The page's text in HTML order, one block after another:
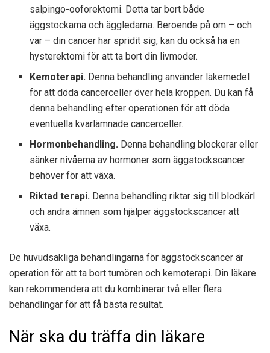
salpingo-ooforektomi. Detta tar bort både
äggstockarna och äggledarna. Beroende på om – och
var – din cancer har spridit sig, kan du också ha en
hysterektomi för att ta bort din livmoder.
Kemoterapi. Denna behandling använder läkemedel
för att döda cancerceller över hela kroppen. Du kan få
denna behandling efter operationen för att döda
eventuella kvarlämnade cancerceller.
Hormonbehandling. Denna behandling blockerar eller
sänker nivåerna av hormoner som äggstockscancer
behöver för att växa.
Riktad terapi. Denna behandling riktar sig till blodkärl
och andra ämnen som hjälper äggstockscancer att
växa.
De huvudsakliga behandlingarna för äggstockscancer är
operation för att ta bort tumören och kemoterapi. Din läkare
kan rekommendera att du kombinerar två eller flera
behandlingar för att få bästa resultat.
När ska du träffa din läkare